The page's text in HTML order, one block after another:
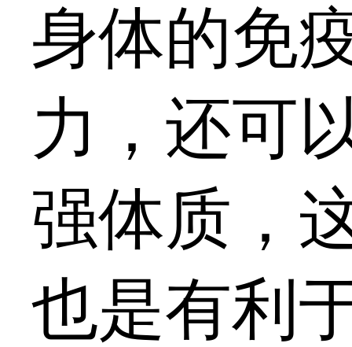
身体的免
力，还可
强体质，
也是有利